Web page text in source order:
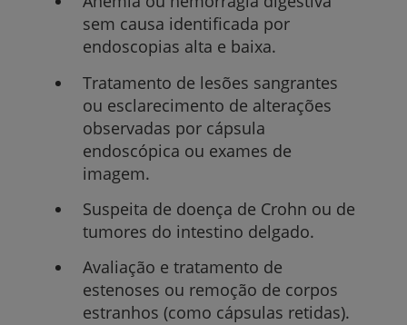
sem causa identificada por
endoscopias alta e baixa.
Tratamento de lesões sangrantes
ou esclarecimento de alterações
observadas por cápsula
endoscópica ou exames de
imagem.
Suspeita de doença de Crohn ou de
tumores do intestino delgado.
Avaliação e tratamento de
estenoses ou remoção de corpos
estranhos (como cápsulas retidas).